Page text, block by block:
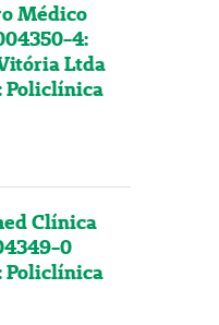
Médico
4:
Ltda
Policlínica
Clínica
0
Policlínica